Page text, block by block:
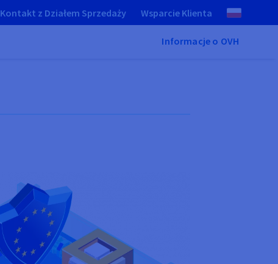
Kontakt z Działem Sprzedaży Wsparcie Klienta
Informacje o OVH